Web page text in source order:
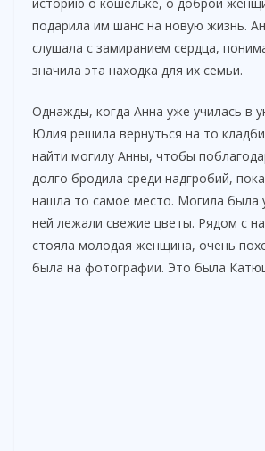
подарила им шанс на новую жизнь.
слушала с замиранием сердца,
значила эта находка для их семьи.
Однажды, когда Анна уже училась в
Юлия решила вернуться на то
найти могилу Анны, чтобы
долго бродила среди надгробий,
нашла то самое место. Могила была
ней лежали свежие цветы. Рядом с
стояла молодая женщина, очень
была на фотографии. Это была